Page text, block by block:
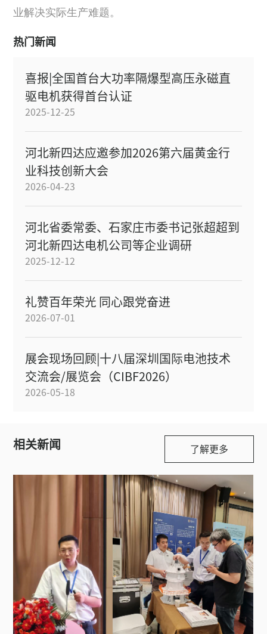
业解决实际生产难题。
热门新闻
喜报|全国首台大功率隔爆型高压永磁直
驱电机获得首台认证
2025-12-25
河北新四达应邀参加2026第六届黄金行
业科技创新大会
2026-04-23
河北省委常委、石家庄市委书记张超超到
河北新四达电机公司等企业调研
2025-12-12
礼赞百年荣光 同心跟党奋进
2026-07-01
展会现场回顾|十八届深圳国际电池技术
交流会/展览会（CIBF2026）
2026-05-18
相关新闻 了解更多